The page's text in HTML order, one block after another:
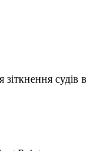
судів в